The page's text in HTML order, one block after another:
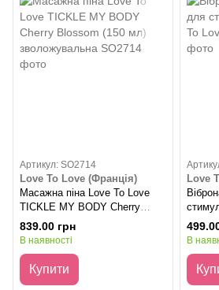
Артикул: SO2714
Love To Love (Франція)
Масажна піна Love To Love
TICKLE MY BODY Cherry
Blossom (150 мл)
зволожувальна
839.00 грн
В наявності
Купити
Love
Love
В